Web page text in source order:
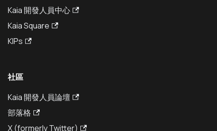
Kaia 開發人員中心
Kaia Square
KIPs
社區
Kaia 開發人員論壇
部落格
X (formerly Twitter)